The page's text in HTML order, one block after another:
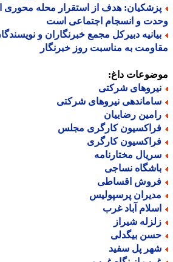
هدف از استقرار محله محوری
و انسجام اجتماعی است
دبیرکل مجمع خبرنگاران و
به مناسبت روز خبرنگار
داغ:
شرکتی
نیروهای شرکتی
رضاییان
کارگری مجلس
کارگری
مختارنامه
نساجی
اقساطی
پرسپولیس
آباد غرب
شیراز
بیگدلی
پل سفید